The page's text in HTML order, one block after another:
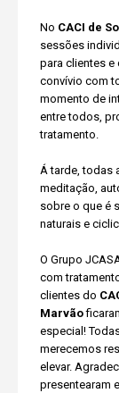
No CACI de
sessões
para clientes e
convívio com
momento de
entre todos,
tratamento.
Á tarde, todas
meditação,
sobre o que é
naturais e
O Grupo
com
clientes do
Marvão
especial!
merecemos
elevar.
presentearam